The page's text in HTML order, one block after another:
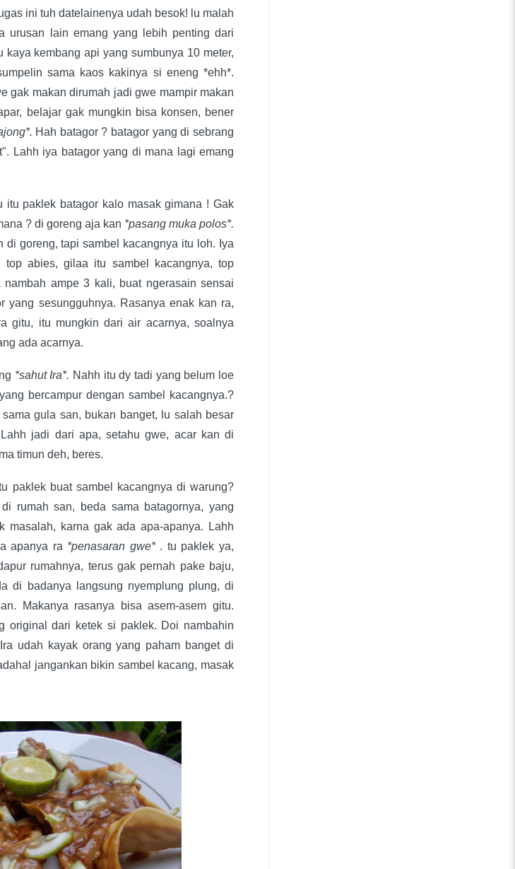
ini tuh datelainenya udah besok! lu malah
urusan lain emang yang lebih penting dari
kembang api yang sumbunya 10 meter,
sama kaos kakinya si eneng *ehh*.
gak makan dirumah jadi gwe mampir makan
belajar gak mungkin bisa konsen, bener
Hah batagor ? batagor yang di sebrang
Lahh iya batagor yang di mana lagi emang
itu paklek batagor kalo masak gimana ! Gak
? di goreng aja kan *pasang muka polos*.
di goreng, tapi sambel kacangnya itu loh. Iya
top abies, gilaa itu sambel kacangnya, top
ampe 3 kali, buat ngerasain sensai
yang sesungguhnya. Rasanya enak kan ra,
gitu, itu mungkin dari air acarnya, soalnya
ada acarnya.
*sahut Ira*. Nahh itu dy tadi yang belum loe
bercampur dengan sambel kacangnya.?
gula san, bukan banget, lu salah besar
Lahh jadi dari apa, setahu gwe, acar kan di
timun deh, beres.
paklek buat sambel kacangnya di warung?
rumah san, beda sama batagornya, yang
masalah, karna gak ada apa-apanya. Lahh
apanya ra *penasaran gwe* . tu paklek ya,
rumahnya, terus gak pernah pake baju,
di badanya langsung nyemplung plung, di
Makanya rasanya bisa asem-asem gitu.
original dari ketek si paklek. Doi nambahin
udah kayak orang yang paham banget di
jangankan bikin sambel kacang, masak